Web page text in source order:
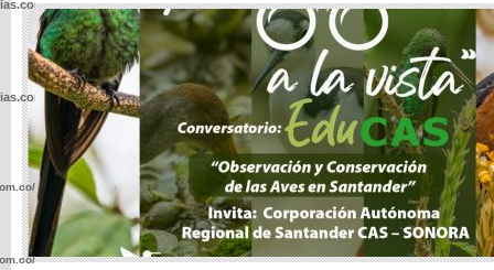
wp-
wp-
wp-
wp-